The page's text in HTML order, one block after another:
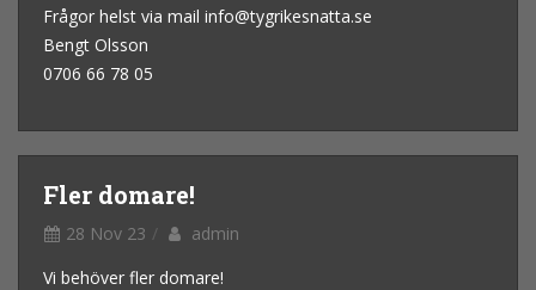
Frågor helst via mail info@tygrikesnatta.se
Bengt Olsson
0706 66 78 05
Fler domare!
28 Nov 23
admin
Vi behöver fler domare!